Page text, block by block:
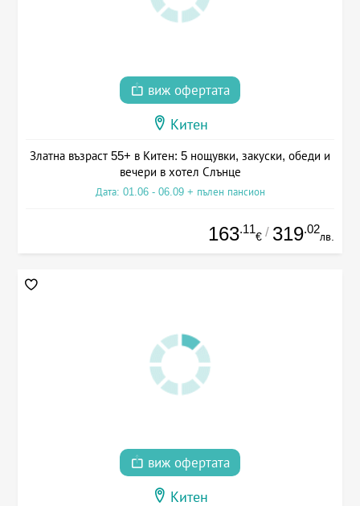
виж офертата
Китен
Златна възраст 55+ в Китен: 5 нощувки, закуски, обеди и
вечери в хотел Слънце
Дата: 01.06 - 06.09 + пълен пансион
163.11
€ / 319.02
лв.
виж офертата
Китен